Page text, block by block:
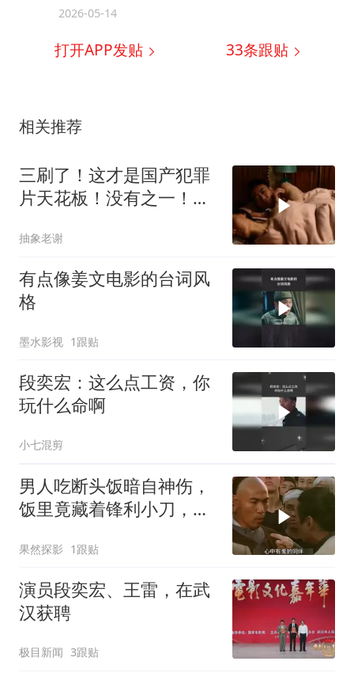
2026-05-14
打开APP发贴 33条跟贴
相关推荐
三刷了！这才是国产犯罪
片天花板！没有之一！人
抽象老谢
有点像姜文电影的台词风
格
墨水影视 1跟贴
段奕宏：这么点工资，你
玩什么命啊
小七混剪
男人吃断头饭暗自神伤，
饭里竟藏着锋利小刀，命
果然探影 1跟贴
演员段奕宏、王雷，在武
汉获聘
极目新闻 3跟贴